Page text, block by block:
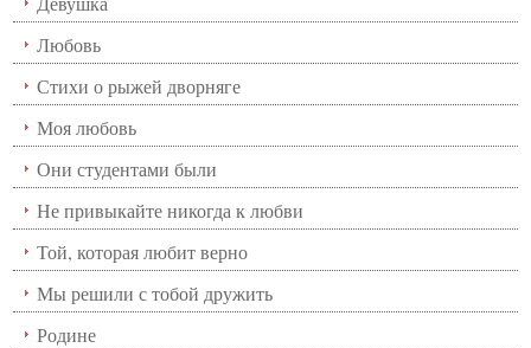
Любовь
Стихи о рыжей дворняге
Моя любовь
Они студентами были
Не привыкайте никогда к любви
Той, которая любит верно
Мы решили с тобой дружить
Родине